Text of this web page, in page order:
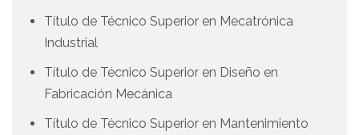
Título de Técnico Superior en Mecatrónica
Industrial
Título de Técnico Superior en Diseño en
Fabricación Mecánica
Título de Técnico Superior en Mantenimiento